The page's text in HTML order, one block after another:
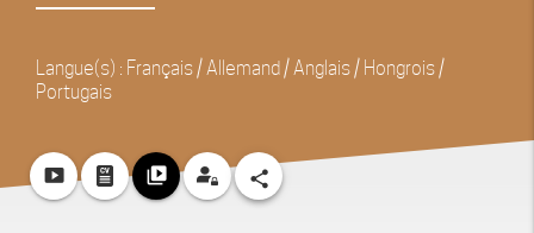
Langue(s) : Français / Allemand / Anglais / Hongrois /
Portugais
smart_display video_library share